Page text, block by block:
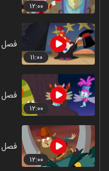
۱۲:۰۰
۱۱:۰۰
فصل ۱ - قسمت ۲۲ - هایلی خوب
۱۲:۰۰
فصل ۱ - قسمت ۲۳ - مربای جالیوودی
۱۲:۰۰
فصل ۱ - قسمت ۲۴ - سطل